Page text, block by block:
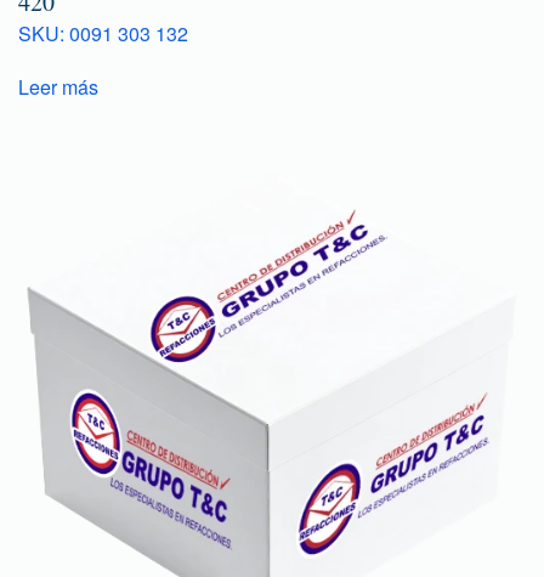
SKU: 0091 303 132
Leer más